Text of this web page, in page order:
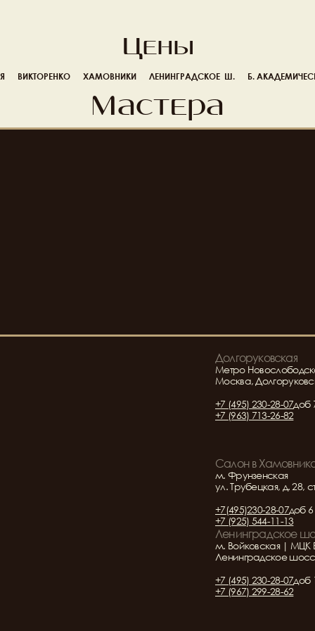
Цены
ВИКТОРЕНКО ХАМОВНИКИ ЛЕНИНГРАДСКОЕ  Ш. Б.
Мастера
Долгоруковская
Метро
Москва,
+7 (495) 230-28-07доб
+7 (963) 713-26-82
Салон в
м. Фрунзенская
ул. Трубецкая, д. 28,
+7(495)230-28-07доб 6
+7 (925) 544-11-13
Ленинградское
м. Войковская | МЦК
Ленинградское
+7 (495) 230-28-07доб
+7 (967) 299-28-62